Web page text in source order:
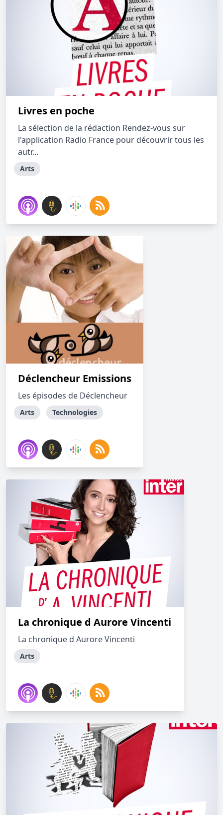
Livres en poche
La sélection de la rédaction Rendez-vous sur
l'application Radio France pour découvrir tous les
autr...
Arts
Déclencheur Emissions
Les épisodes de Déclencheur
Arts Technologies
La chronique d Aurore Vincenti
La chronique d Aurore Vincenti
Arts